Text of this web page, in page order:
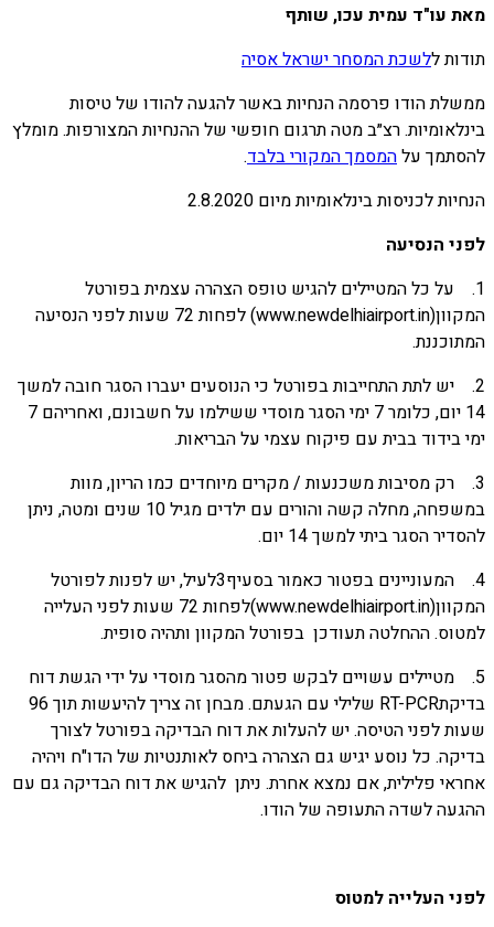
מאת עו"ד עמית עכו, שותף
תודות ללשכת המסחר ישראל אסיה
ממשלת הודו פרסמה הנחיות באשר להגעה להודו של טיסות
בינלאומיות. רצ״ב מטה תרגום חופשי של ההנחיות המצורפות. מומלץ
להסתמך עלהמסמך המקורי בלבד.
הנחיות לכניסות בינלאומיות מיום 2.8.2020
לפני הנסיעה
1. על כל המטיילים להגיש טופס הצהרה עצמית בפורטל
המקוון(www.newdelhiairport.in) לפחות 72 שעות לפני הנסיעה
המתוכננת.
2. יש לתת התחייבות בפורטל כי הנוסעים יעברו הסגר חובה למשך
14 יום, כלומר 7 ימי הסגר מוסדי ששילמו על חשבונם, ואחריהם 7
ימי בידוד בבית עם פיקוח עצמי על הבריאות.
3. רק מסיבות משכנעות / מקרים מיוחדים כמו הריון, מוות
במשפחה, מחלה קשה והורים עם ילדים מגיל 10 שנים ומטה, ניתן
להסדיר הסגר ביתי למשך 14 יום.
4. המעוניינים בפטור כאמור בסעיף3לעיל, יש לפנות לפורטל
המקוון(www.newdelhiairport.in)לפחות 72 שעות לפני העלייה
למטוס. ההחלטה תעודכן בפורטל המקוון ותהיה סופית.
5. מטיילים עשויים לבקש פטור מהסגר מוסדי על ידי הגשת דוח
בדיקתRT-PCR שלילי עם הגעתם. מבחן זה צריך להיעשות תוך 96
שעות לפני הטיסה. יש להעלות את דוח הבדיקה בפורטל לצורך
בדיקה. כל נוסע יגיש גם הצהרה ביחס לאותנטיות של הדו"ח ויהיה
אחראי פלילית, אם נמצא אחרת. ניתן להגיש את דוח הבדיקה גם עם
ההגעה לשדה התעופה של הודו.
לפני העלייה למטוס